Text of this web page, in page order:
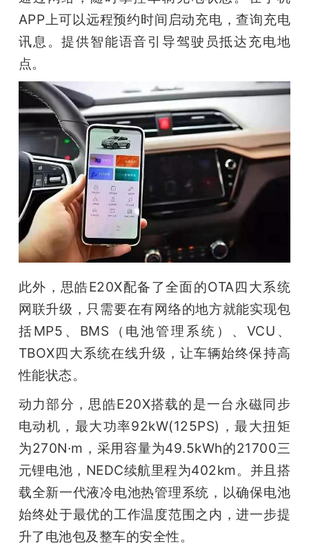
APP上可以远程预约时间启动充电，查询充电
讯息。提供智能语音引导驾驶员抵达充电地
点。
此外，思皓E20X配备了全面的OTA四大系统
网联升级，只需要在有网络的地方就能实现包
括MP5、BMS（电池管理系统）、VCU、
TBOX四大系统在线升级，让车辆始终保持高
性能状态。
动力部分，思皓E20X搭载的是一台永磁同步
电动机，最大功率92kW(125PS)，最大扭矩
为270N·m，采用容量为49.5kWh的21700三
元锂电池，NEDC续航里程为402km。并且搭
载全新一代液冷电池热管理系统，以确保电池
始终处于最优的工作温度范围之内，进一步提
升了电池包及整车的安全性。